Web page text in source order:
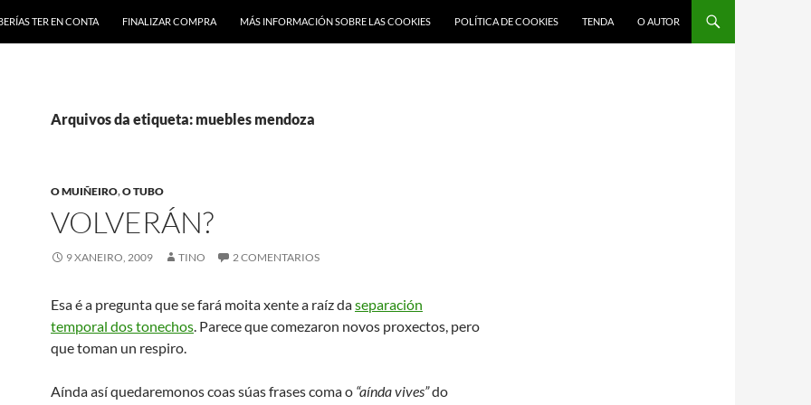
TER EN CONTA FINALIZAR COMPRA MÁS INFORMACIÓN SOBRE LAS COOKIES POLÍTICA DE COOKIES TENDA O AUTOR
Arquivos da etiqueta: muebles mendoza
O MUIÑEIRO,O TUBO
VOLVERÁN?
9 XANEIRO, 2009 TINO 2 COMENTARIOS
Esa é a pregunta que se fará moita xente a raíz daseparación
temporal dos tonechos. Parece que comezaron novos proxectos, pero
que toman un respiro.
Aínda así quedaremonos coas súas frases comao “aínda vives”do